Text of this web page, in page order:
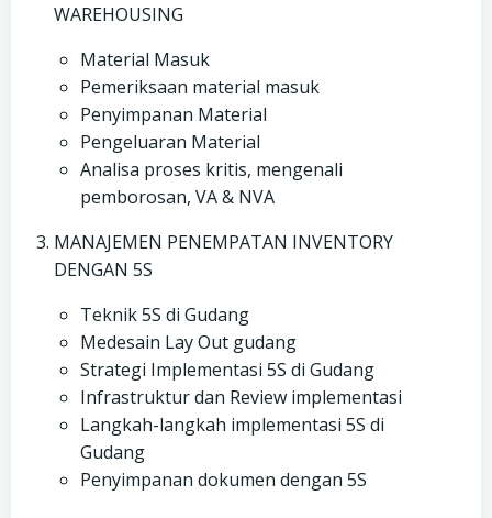
WAREHOUSING
Material Masuk
Pemeriksaan material masuk
Penyimpanan Material
Pengeluaran Material
Analisa proses kritis, mengenali
pemborosan, VA & NVA
MANAJEMEN PENEMPATAN INVENTORY
DENGAN 5S
Teknik 5S di Gudang
Medesain Lay Out gudang
Strategi Implementasi 5S di Gudang
Infrastruktur dan Review implementasi
Langkah-langkah implementasi 5S di
Gudang
Penyimpanan dokumen dengan 5S